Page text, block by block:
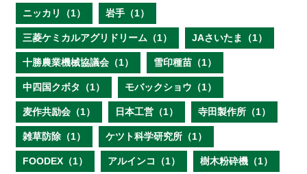
ニッカリ（1） 岩手（1）
三菱ケミカルアグリドリーム（1） JAさいたま（1）
十勝農業機械協議会（1） 雪印種苗（1）
中四国クボタ（1） モバックショウ（1）
麦作共励会（1） 日本工営（1） 寺田製作所（1）
雑草防除（1） ケツト科学研究所（1）
FOODEX（1） アルインコ（1） 樹木粉砕機（1）